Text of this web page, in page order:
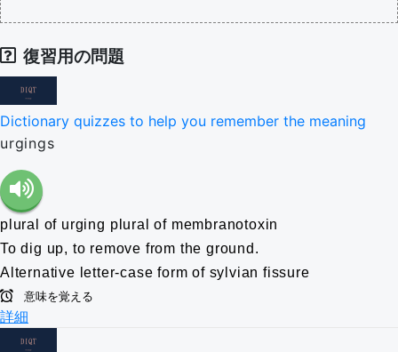
復習用の問題
Dictionary quizzes to help you remember the meaning
urgings
plural of urging plural of membranotoxin
To dig up, to remove from the ground.
Alternative letter-case form of sylvian fissure
意味を覚える
詳細